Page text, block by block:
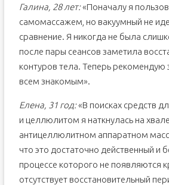
Галина, 28 лет:«Поначалу я
самомассажем, но вакуумный не
сравнение. Я никогда не была
после пары сеансов заметила
контуров тела. Теперь рекомендую
всем знакомым».
Елена, 31 год:«В поисках средств
и целлюлитом я наткнулась на
антицеллюлитном аппаратном
что это достаточно действенный и
процессе которого не появляются
отсутствует восстановительный